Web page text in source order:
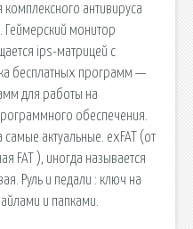
антивируса
Геймерский монитор
ips-матрицей с
бесплатных программ —
для работы на
обеспечения.
актуальные. exFAT (от
FAT ), иногда называется
Руль и педали : ключ на
и папками.